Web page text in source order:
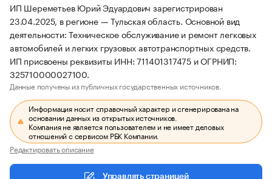
ИП Шереметьев Юрий Эдуардович зарегистрирован
23.04.2025, в регионе — Тульская область. Основной вид
деятельности: Техническое обслуживание и ремонт легковых
автомобилей и легких грузовых автотранспортных средств.
ИП присвоены реквизиты ИНН: 711401317475 и ОГРНИП:
325710000027100.
Данные получены из публичных государственных источников.
Информация носит справочный характер и сгенерирована на
основании данных из открытых источников.
Компания не является пользователем и не имеет деловых
отношений с сервисом РБК Компании.
Редактировать описание
Управлять страницей